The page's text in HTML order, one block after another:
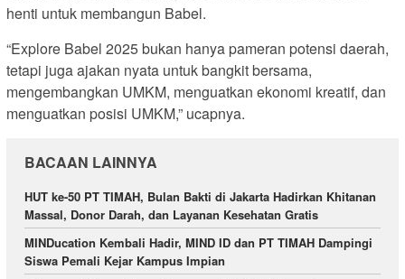
henti untuk membangun Babel.
“Explore Babel 2025 bukan hanya pameran potensi daerah,
tetapi juga ajakan nyata untuk bangkit bersama,
mengembangkan UMKM, menguatkan ekonomi kreatif, dan
menguatkan posisi UMKM,” ucapnya.
BACAAN LAINNYA
HUT ke-50 PT TIMAH, Bulan Bakti di Jakarta Hadirkan Khitanan
Massal, Donor Darah, dan Layanan Kesehatan Gratis
MINDucation Kembali Hadir, MIND ID dan PT TIMAH Dampingi
Siswa Pemali Kejar Kampus Impian